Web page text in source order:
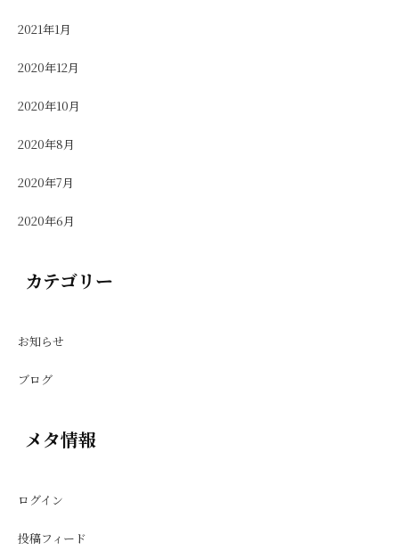
2021年1月
2020年12月
2020年10月
2020年8月
2020年7月
2020年6月
カテゴリー
お知らせ
ブログ
メタ情報
ログイン
投稿フィード